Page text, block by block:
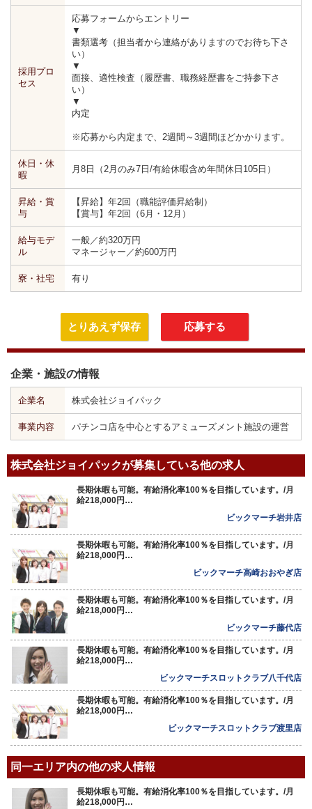
採用プロ
セス
応募フォームからエントリー
▼
書類選考（担当者から連絡がありますのでお待ち下さ
い）
▼
面接、適性検査（履歴書、職務経歴書をご持参下さ
い）
▼
内定
※応募から内定まで、2週間～3週間ほどかかります。
休日・休
暇
月8日（2月のみ7日/有給休暇含め年間休日105日）
昇給・賞
与
【昇給】年2回（職能評価昇給制）
【賞与】年2回（6月・12月）
給与モデ
ル
一般／約320万円
マネージャー／約600万円
寮・社宅 有り
とりあえず保存 応募する
企業・施設の情報
企業名 株式会社ジョイパック
事業内容 パチンコ店を中心とするアミューズメント施設の運営
株式会社ジョイパックが募集している他の求人
長期休暇も可能。有給消化率100％を目指しています。/月
給218,000円…
ビックマーチ岩井店
長期休暇も可能。有給消化率100％を目指しています。/月
給218,000円…
ビックマーチ高崎おおやぎ店
長期休暇も可能。有給消化率100％を目指しています。/月
給218,000円…
ビックマーチ藤代店
長期休暇も可能。有給消化率100％を目指しています。/月
給218,000円…
ビックマーチスロットクラブ八千代店
長期休暇も可能。有給消化率100％を目指しています。/月
給218,000円…
ビックマーチスロットクラブ渡里店
同一エリア内の他の求人情報
長期休暇も可能。有給消化率100％を目指しています。/月
給218,000円…